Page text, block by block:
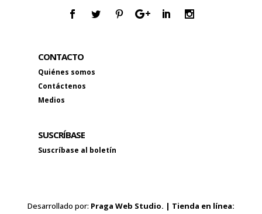
CONTACTO
Quiénes somos
Contáctenos
Medios
SUSCRÍBASE
Suscríbase al boletín
Desarrollado por: Praga Web Studio. | Tienda en línea: